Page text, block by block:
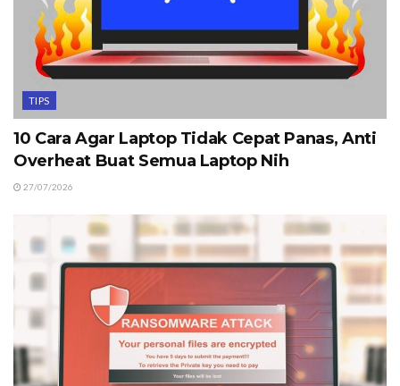
TIPS
10 Cara Agar Laptop Tidak Cepat Panas, Anti
Overheat Buat Semua Laptop Nih
27/07/2026